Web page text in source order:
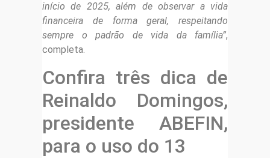
início de 2025, além de observar a vida
financeira de forma geral, respeitando
sempre o padrão de vida da família”,
completa.
Confira três dica de
Reinaldo Domingos,
presidente ABEFIN,
para o uso do 13